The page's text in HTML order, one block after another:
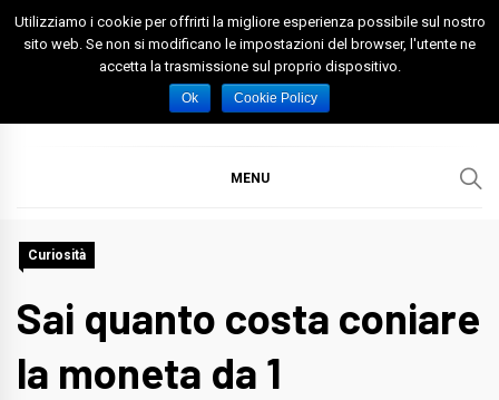
Skip
Spazio Foggia
Foggia News Calcio Eventi e Attività nella Capitanata
MENU
Curiosità
Sai quanto costa coniare
la moneta da 1
Utilizziamo i cookie per offrirti la migliore esperienza possibile sul nostro
sito web. Se non si modificano le impostazioni del browser, l'utente ne
accetta la trasmissione sul proprio dispositivo.
Ok Cookie Policy